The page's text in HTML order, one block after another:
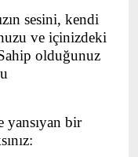
sesini, kendi
ve içinizdeki
olduğunuz
yansıyan bir